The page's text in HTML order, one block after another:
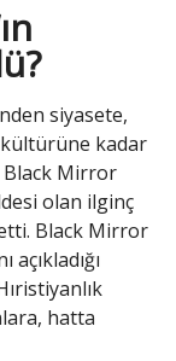
siyasete,
kültürüne kadar
Black Mirror
olan ilginç
Black Mirror
açıkladığı
hatta